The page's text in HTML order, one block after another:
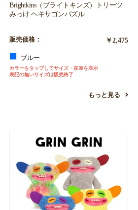
Brightkins（ブライトキンズ）トリーツ
みっけ ヘキサゴンパズル
販売価格： ￥2,475
ブルー
カラーをタップしてサイズ・在庫を表示
表記の無いサイズは販売終了
もっと見る